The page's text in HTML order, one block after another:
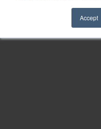
Accept